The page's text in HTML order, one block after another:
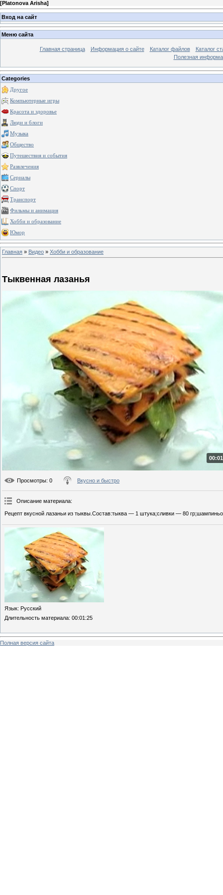
[Platonova Arisha]
Вход на сайт
Меню сайта
Главная страница Информация о сайте Каталог файлов
Каталог
Полезная
Categories
Другое
Компьютерные игры
Красота и здоровье
Люди и блоги
Музыка
Общество
Путешествия и события
Развлечения
Сериалы
Спорт
Транспорт
Фильмы и анимация
Хобби и образование
Юмор
Главная » Видео » Хобби и образование
Тыквенная лазанья
Просмотры: 0 Вкусно и быстро
Описание материала:
Рецепт вкусной лазаньи из тыквы.Состав:тыква — 1 штука;сливки — 80
Язык: Русский
Длительность материала: 00:01:25
Полная версия сайта